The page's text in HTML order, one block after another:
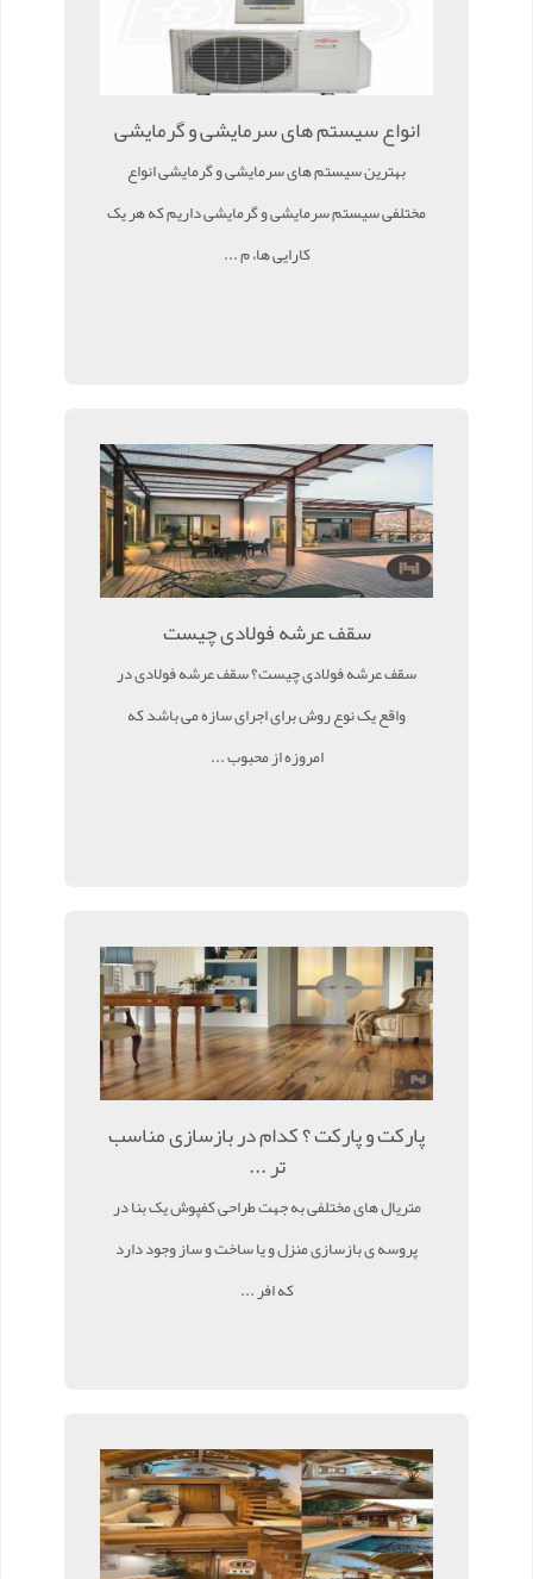
انواع سیستم های سرمایشی و گرمایشی
بهترین سیستم های سرمایشی و گرمایشی انواع
مختلفی سیستم سرمایشی و گرمایشی داریم که هر یک
کارایی ها، م ...
سقف عرشه فولادی چیست
سقف عرشه فولادی چیست؟ سقف عرشه فولادی در
واقع یک نوع روش برای اجرای سازه می باشد که
امروزه از محبوب ...
پارکت و پارکت ؟ کدام در بازسازی مناسب
تر ...
متریال های مختلفی به جهت طراحی کفپوش یک بنا در
پروسه ی بازسازی منزل و یا ساخت و ساز وجود دارد
که افر ...